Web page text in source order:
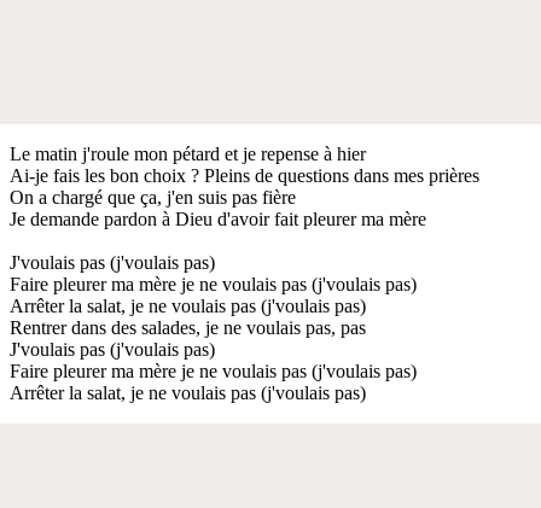
Le matin j'roule mon pétard et je repense à hier
Ai-je fais les bon choix ? Pleins de questions dans mes prières
On a chargé que ça, j'en suis pas fière
Je demande pardon à Dieu d'avoir fait pleurer ma mère
J'voulais pas (j'voulais pas)
Faire pleurer ma mère je ne voulais pas (j'voulais pas)
Arrêter la salat, je ne voulais pas (j'voulais pas)
Rentrer dans des salades, je ne voulais pas, pas
J'voulais pas (j'voulais pas)
Faire pleurer ma mère je ne voulais pas (j'voulais pas)
Arrêter la salat, je ne voulais pas (j'voulais pas)